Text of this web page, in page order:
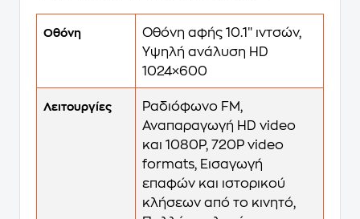
Οθόνη
Οθόνη αφής 10.1″ ιντσών,
Υψηλή ανάλυση HD
1024×600
Λειτουργίες
Ραδιόφωνο FM,
Αναπαραγωγή HD video
και 1080P, 720P video
formats, Εισαγωγή
επαφών και ιστορικού
κλήσεων από το κινητό,